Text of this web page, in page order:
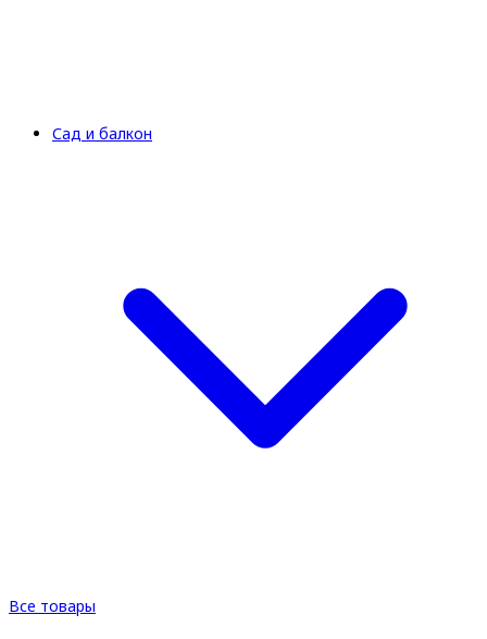
Сад и балкон
Все товары